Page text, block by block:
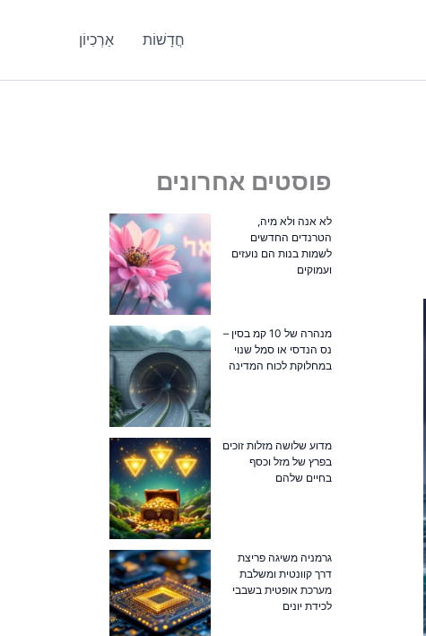
חֲדָשׁוֹת אַרְכִיוֹן
פוסטים אחרונים
לא אנה ולא מיה,
הטרנדים החדשים
לשמות בנות הם נועזים
ועמוקים
מנהרה של 10 קמ בסין –
נס הנדסי או סמל שנוי
במחלוקת לכוח המדינה
מדוע שלושה מזלות זוכים
בפרץ של מזל וכסף
בחיים שלהם
גרמניה משיגה פריצת
דרך קוונטית ומשלבת
מערכת אופטית בשבבי
לכידת יונים